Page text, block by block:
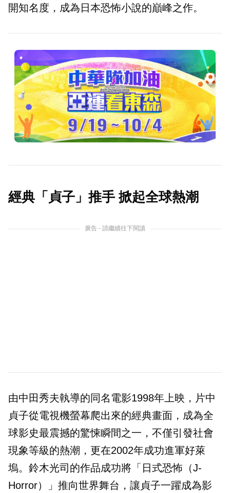
開知名度，成為日本恐怖小說的巔峰之作。
經典「貞子」推手 掀起全球熱潮
廣告 - 請繼續往下閱讀
由中田秀夫執導的同名電影1998年上映，片中
貞子從電視機螢幕爬出來的經典畫面，成為全
球影史最震撼的驚悚瞬間之一，不僅引發社會
現象等級的熱潮，更在2002年成功進軍好萊
塢。鈴木光司的作品成功將「日式恐怖（J-
Horror）」推向世界舞台，讓貞子一躍成為影